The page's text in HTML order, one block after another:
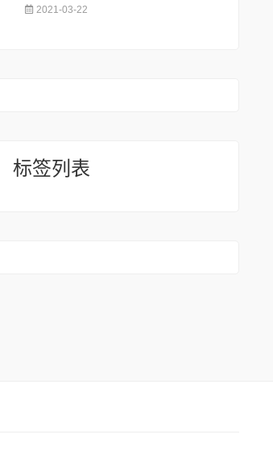
2021-03-22
标签列表